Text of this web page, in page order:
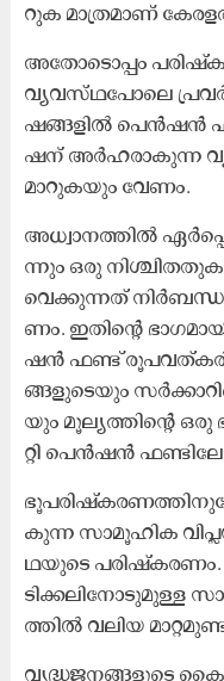
റു​ക മാ​ത്ര​മാ​ണ്
അ​തോ​ടൊ​പ്പം
വ്യ​വ​സ്​​ഥ​പോ​ലെ
ഷ​ങ്ങ​ളി​ൽ പെ​ൻ​ഷ​ൻ
ഷ​ന് അ​ർ​ഹ​രാ​കു​ന്ന
മാ​റു​ക​യും വേ​ണം.
അ​ധ്വാ​ന​ത്തി​ൽ
ന്നും ഒ​രു നി​ശ്ചി​ത​തു​ക
വെ​ക്കു​ന്ന​ത്
ണം. ഇ​തി​ന്റെ
ഷ​ൻ ഫ​ണ്ട്
ങ്ങ​ളു​ടെ​യും
യും മൂ​ല്യ​ത്തി​ന്റെ ഒ​രു
റ്റി പെ​ൻ​ഷ​ൻ
കു​ന്ന സാ​മൂ​ഹി​ക
ഥ​യു​ടെ പ​രി​ഷ്ക​ര​ണം.
ടി​ക്ക​ലി​നോ​ടു​മു​ള്ള
ത്തി​ൽ വ​ലി​യ
വൃ​ദ്ധ​ജ​ന​ങ്ങ​ളു​ടെ